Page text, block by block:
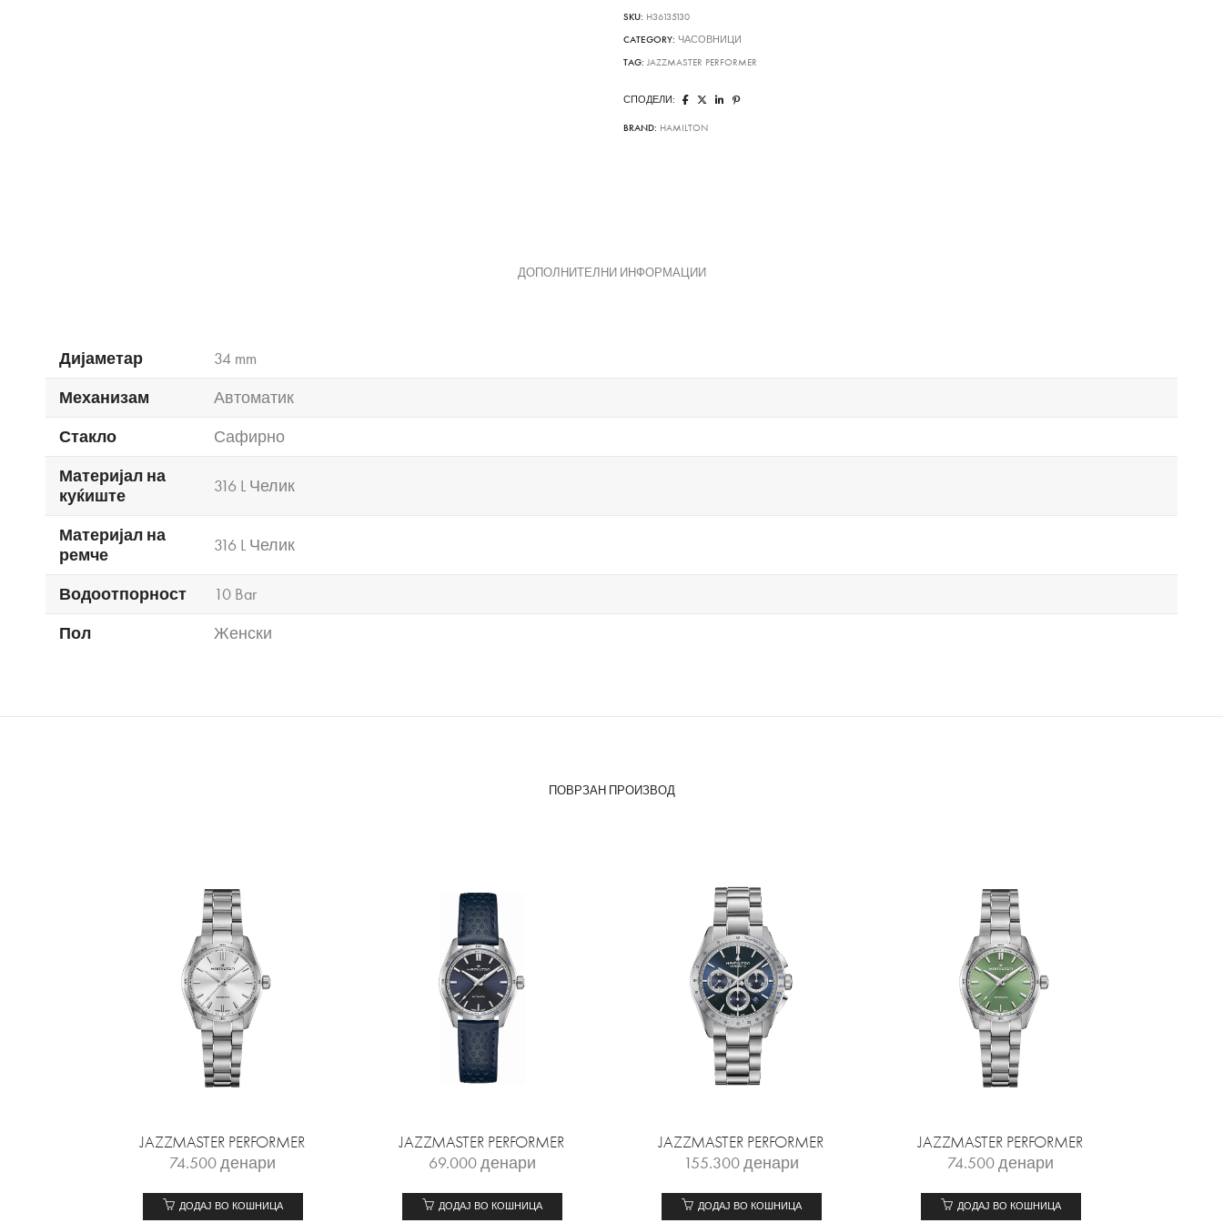
SKU: H36135130
CATEGORY: ЧАСОВНИЦИ
TAG:JAZZMASTER PERFORMER
СПОДЕЛИ:
BRAND: HAMILTON
ДОПОЛНИТЕЛНИ ИНФОРМАЦИИ
Дијаметар
34 mm
Механизам
Автоматик
Стакло
Сафирно
Материјал на
куќиште
316 L Челик
Материјал на
ремче
316 L Челик
Водоотпорност
10 Bar
Пол
Женски
ПОВРЗАН ПРОИЗВОД
JAZZMASTER PERFORMER
74.500денари
ДОДАЈ ВО КОШНИЦА
JAZZMASTER PERFORMER
69.000денари
ДОДАЈ ВО КОШНИЦА
JAZZMASTER PERFORMER
155.300денари
ДОДАЈ ВО КОШНИЦА
JAZZMASTER PERFORMER
74.500денари
ДОДАЈ ВО КОШНИЦА